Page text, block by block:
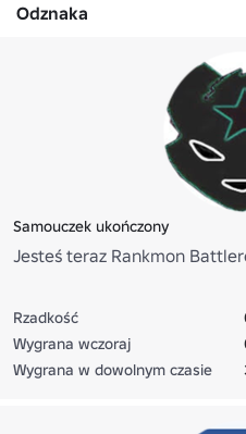
Odznaka
Samouczek ukończony
Jesteś teraz Rankmon
Rzadkość
Wygrana wczoraj
Wygrana w dowolnym czasie